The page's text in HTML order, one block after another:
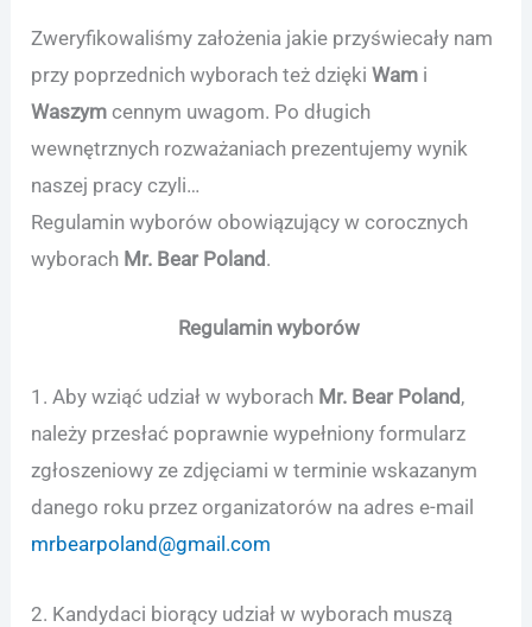
Zweryfikowaliśmy założenia jakie przyświecały nam
przy poprzednich wyborach też dziękiWam i
Waszym cennym uwagom. Po długich
wewnętrznych rozważaniach prezentujemy wynik
naszej pracy czyli…
Regulamin wyborów obowiązujący w corocznych
wyborach Mr. Bear Poland .
Regulamin wyborów
1. Aby wziąć udział w wyborach Mr. Bear Poland ,
należy przesłać poprawnie wypełniony formularz
zgłoszeniowy ze zdjęciami w terminie wskazanym
danego roku przez organizatorów na adres e-mail
mrbearpoland@gmail.com
2. Kandydaci biorący udział w wyborach muszą